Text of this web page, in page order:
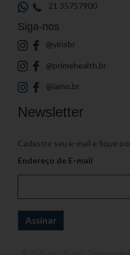
21 35757900
Siga-nos
@yinsbr
@primehealth.br
@iamo.br
Newsletter
Cadastre seu e-mail e fique
Endereço de E-mail